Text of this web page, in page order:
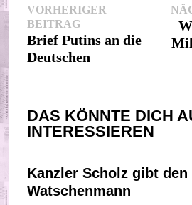
VORHERIGER
BEITRAGVorheriger
Beitrag:
Brief Putins an die
Deutschen
DAS KÖNNTE DICH
INTERESSIEREN
Kanzler Scholz gibt den
Watschenmann